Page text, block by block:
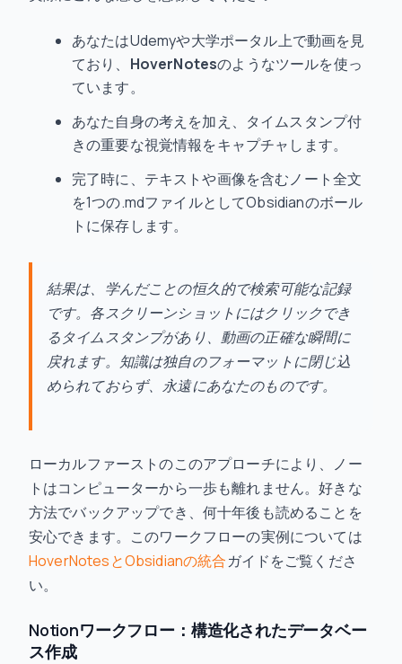
あなたはUdemyや大学ポータル上で動画を見
ており、 HoverNotesのようなツールを使っ
ています。
あなた自身の考えを加え、タイムスタンプ付
きの重要な視覚情報をキャプチャします。
完了時に、テキストや画像を含むノート全文
を1つの.mdファイルとしてObsidianのボール
トに保存します。
結果は、学んだことの恒久的で検索可能な記録
です。各スクリーンショットにはクリックでき
るタイムスタンプがあり、動画の正確な瞬間に
戻れます。知識は独自のフォーマットに閉じ込
められておらず、永遠にあなたのものです。
ローカルファーストのこのアプローチにより、ノー
トはコンピューターから一歩も離れません。好きな
方法でバックアップでき、何十年後も読めることを
安心できます。このワークフローの実例については
HoverNotesとObsidianの統合ガイドをご覧くださ
い。
Notionワークフロー：構造化されたデータベー
ス作成